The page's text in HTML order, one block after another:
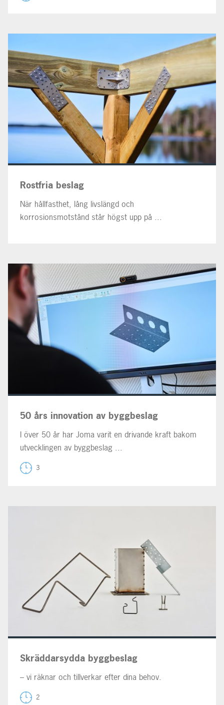
Rostfria beslag
När hållfasthet, lång livslängd och
korrosionsmotstånd står högst upp på ...
50 års innovation av byggbeslag
I över 50 år har Joma varit en drivande kraft bakom
utvecklingen av byggbeslag ...
3
Skräddarsydda byggbeslag
– vi räknar och tillverkar efter dina behov.
2